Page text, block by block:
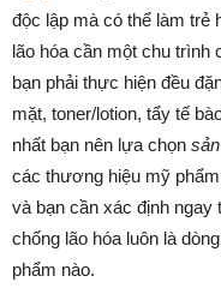
độc lập mà có thể làm trẻ
lão hóa cần một chu
bạn phải thực hiện đều
mặt, toner/lotion, tẩy tế
nhất bạn nên lựa chọn
các thương hiệu mỹ
và bạn cần xác định ngay
chống lão hóa luôn là
phẩm nào.